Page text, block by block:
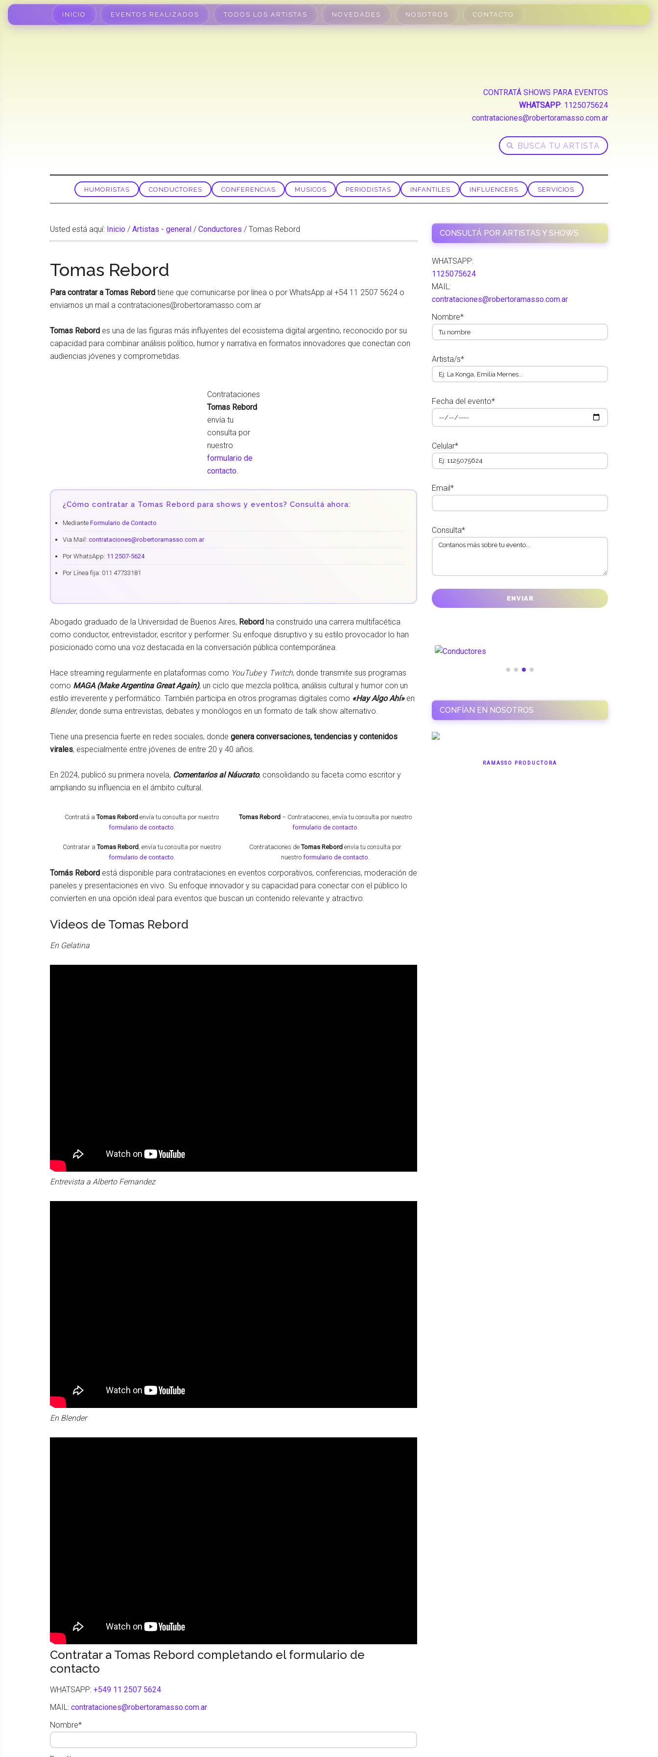
INICIO EVENTOS REALIZADOS TODOS LOS ARTISTAS NOVEDADES NOSOTROS CONTACTO
CONTRATÁ SHOWS PARA EVENTOS
WHATSAPP: 1125075624
contrataciones@robertoramasso.com.ar
HUMORISTAS CONDUCTORES CONFERENCIAS MUSICOS PERIODISTAS INFANTILES INFLUENCERS SERVICIOS
Usted está aquí: Inicio / Artistas - general / Conductores / Tomas Rebord
Tomas Rebord
Para contratar a Tomas Rebord tiene que comunicarse por línea o por WhatsApp al +54 11 2507 5624 o
enviarnos un mail a contrataciones@robertoramasso.com.ar
Tomas Rebord es una de las figuras más influyentes del ecosistema digital argentino, reconocido por su
capacidad para combinar análisis político, humor y narrativa en formatos innovadores que conectan con
audiencias jóvenes y comprometidas.
Contrataciones
Tomas Rebord
envía tu
consulta por
nuestro
formulario de
contacto.
¿Cómo contratar a Tomas Rebord para shows y eventos? Consultá ahora:
Mediante Formulario de Contacto
Via Mail: contrataciones@robertoramasso.com.ar
Por WhatsApp: 11 2507-5624
Por Línea fija: 011 47733181
Abogado graduado de la Universidad de Buenos Aires, Rebord ha construido una carrera multifacética
como conductor, entrevistador, escritor y performer. Su enfoque disruptivo y su estilo provocador lo han
posicionado como una voz destacada en la conversación pública contemporánea.
Hace streaming regularmente en plataformas como YouTubey Twitch, donde transmite sus programas
como MAGA (Make Argentina Great Again), un ciclo que mezcla política, análisis cultural y humor con un
estilo irreverente y performático. También participa en otros programas digitales como «Hay Algo Ahí»en
Blender, donde suma entrevistas, debates y monólogos en un formato de talk show alternativo.
Tiene una presencia fuerte en redes sociales, donde genera conversaciones, tendencias y contenidos
virales, especialmente entre jóvenes de entre 20 y 40 años.
En 2024, publicó su primera novela, Comentarios al Náucrato, consolidando su faceta como escritor y
ampliando su influencia en el ámbito cultural.
Contratá aTomas Rebord envía tu consulta por nuestro
formulario de contacto.
Tomas Rebord – Contrataciones, envía tu consulta por nuestro
formulario de contacto.
Contratar aTomas Rebord, envía tu consulta por nuestro
formulario de contacto.
Contrataciones deTomas Rebord envía tu consulta por
nuestro formulario de contacto.
Tomás Rebord está disponible para contrataciones en eventos corporativos, conferencias, moderación de
paneles y presentaciones en vivo. Su enfoque innovador y su capacidad para conectar con el público lo
convierten en una opción ideal para eventos que buscan un contenido relevante y atractivo.
Videos de Tomas Rebord
En Gelatina
Entrevista a Alberto Fernandez
En Blender
Contratar a Tomas Rebord completando el formulario de
contacto
WHATSAPP: +549 11 2507 5624
MAIL: contrataciones@robertoramasso.com.ar
Nombre*
CONSULTÁ POR ARTISTAS Y SHOWS
WHATSAPP:
1125075624
MAIL:
contrataciones@robertoramasso.com.ar
Nombre*
Artista/s*
Fecha del evento*
Celular*
Email*
Consulta*
CONFÍAN EN NOSOTROS
RAMASSO PRODUCTORA